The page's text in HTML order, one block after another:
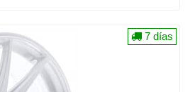
7 días